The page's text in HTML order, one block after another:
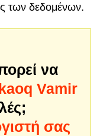
των δεδομένων.
να
Vamir
σας